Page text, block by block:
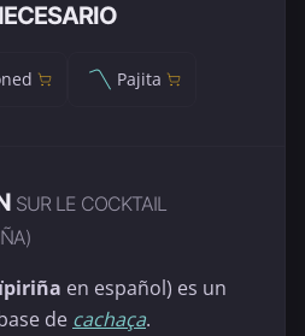
Pajita
SUR LE COCKTAIL
en español) es un
de cachaça.